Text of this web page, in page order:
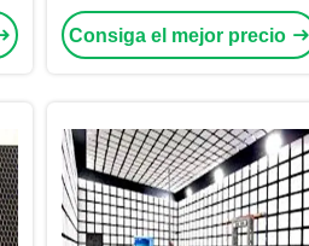
blindaje rf cámara de evacuación
de la cámara anécdotica
Consiga el mejor precio